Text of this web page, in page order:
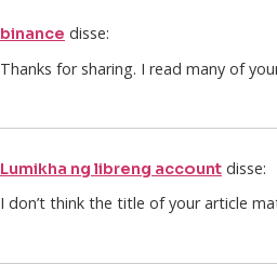
binance disse:
Thanks for sharing. I read many of
Lumikha ng libreng account disse:
I don’t think the title of your article